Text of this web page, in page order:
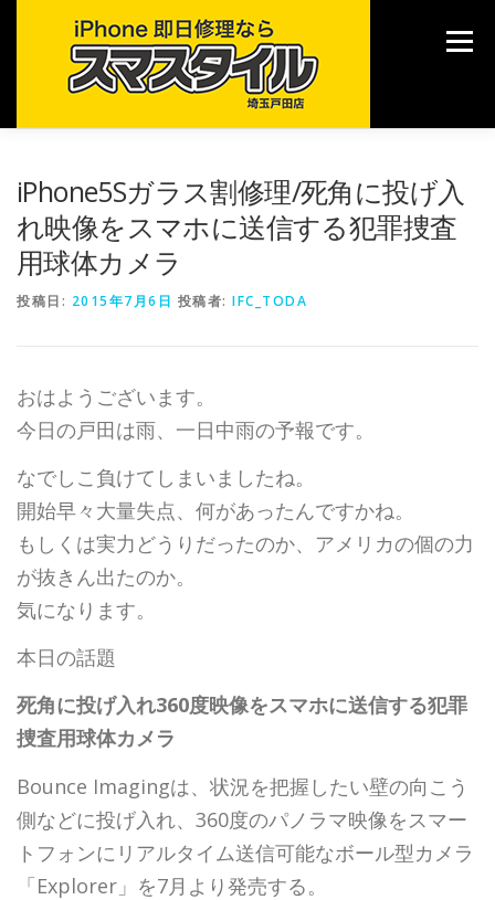
メニュー
ブログ 店舗情報
iPhone5Sガラス割修理/死角に投げ入
れ映像をスマホに送信する犯罪捜査
用球体カメラ
投稿日: 2015年7月6日 投稿者: IFC_TODA
おはようございます。
今日の戸田は雨、一日中雨の予報です。
なでしこ負けてしまいましたね。
開始早々大量失点、何があったんですかね。
もしくは実力どうりだったのか、アメリカの個の力
が抜きん出たのか。
気になります。
本日の話題
死角に投げ入れ360度映像をスマホに送信する犯罪
捜査用球体カメラ
Bounce Imagingは、状況を把握したい壁の向こう
側などに投げ入れ、360度のパノラマ映像をスマー
トフォンにリアルタイム送信可能なボール型カメラ
「Explorer」を7月より発売する。